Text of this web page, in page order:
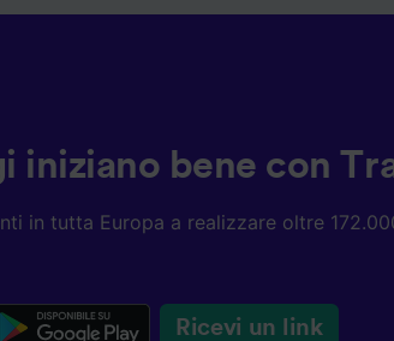
iniziano bene con
in tutta Europa a realizzare oltre
Ricevi un link